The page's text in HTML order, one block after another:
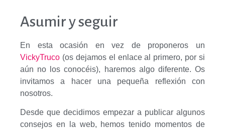
Asumir y seguir
En esta ocasión en vez de proponeros un
VickyTruco (os dejamos el enlace al primero, por si
aún no los conocéis), haremos algo diferente. Os
invitamos a hacer una pequeña reflexión con
nosotros.
Desde que decidimos empezar a publicar algunos
consejos en la web, hemos tenido momentos de